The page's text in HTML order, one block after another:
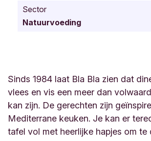
Sector
Natuurvoeding
Sinds 1984 laat Bla Bla zien dat
vlees en vis een meer dan
kan zijn. De gerechten zijn
Mediterrane keuken. Je kan er
tafel vol met heerlijke hapjes om te